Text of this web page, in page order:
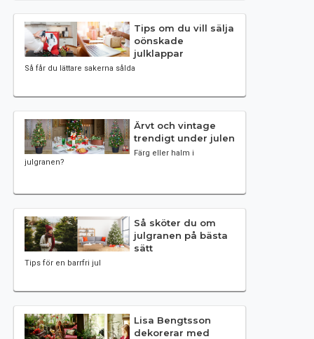
Tips om du vill sälja
oönskade
julklappar
Så får du lättare sakerna sålda
Ärvt och vintage
trendigt under julen
Färg eller halm i
julgranen?
Så sköter du om
julgranen på bästa
sätt
Tips för en barrfri jul
Lisa Bengtsson
dekorerar med